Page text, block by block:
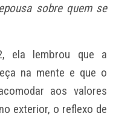
sobre quem se
ela lembrou que a
na mente e que o
aos valores
exterior, o reflexo de